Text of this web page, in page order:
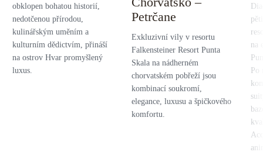
obklopen bohatou historií,
nedotčenou přírodou,
kulinářským uměním a
kulturním dědictvím, přináší
na ostrov Hvar promyšlený
luxus.
Petrčane
Exkluzivní vily v resortu
Falkensteiner Resort Punta
Skala na nádherném
chorvatském pobřeží jsou
kombinací soukromí,
elegance, luxusu a špičkového
komfortu.
na
Po